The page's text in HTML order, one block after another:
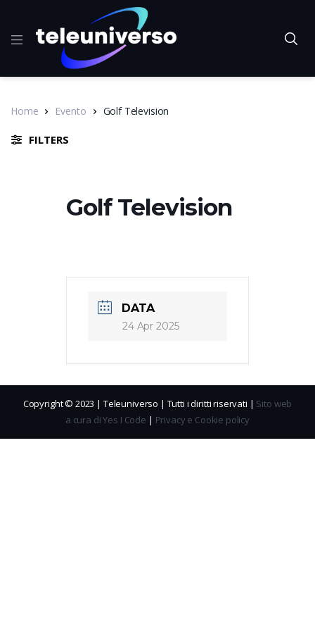
Home Evento Golf Television
FILTERS
Golf Television
DATA
24 Apr 2025
Copyright © 2023 | Teleuniverso | Tutti i diritti riservati | Sito web
a cura di Yes I Code | Privacy e Cookie policy